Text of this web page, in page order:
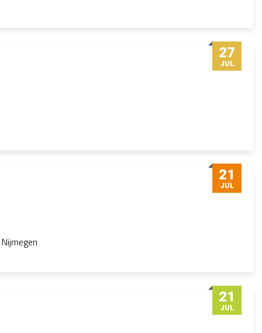
27
JUL
21
JUL
21
JUL